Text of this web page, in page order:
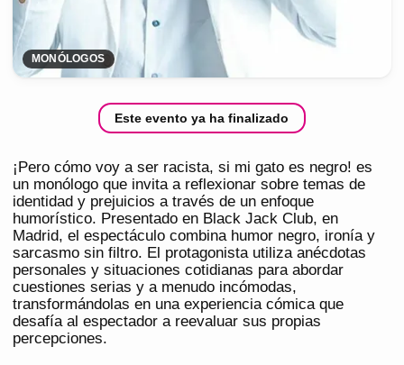
MONÓLOGOS
Este evento ya ha finalizado
¡Pero cómo voy a ser racista, si mi gato es negro! es
un monólogo que invita a reflexionar sobre temas de
identidad y prejuicios a través de un enfoque
humorístico. Presentado en Black Jack Club, en
Madrid, el espectáculo combina humor negro, ironía y
sarcasmo sin filtro. El protagonista utiliza anécdotas
personales y situaciones cotidianas para abordar
cuestiones serias y a menudo incómodas,
transformándolas en una experiencia cómica que
desafía al espectador a reevaluar sus propias
percepciones.